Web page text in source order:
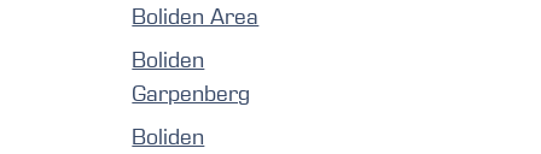
Boliden Area
Boliden
Garpenberg
Boliden